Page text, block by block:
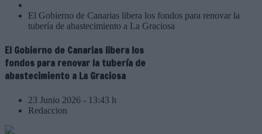
El Gobierno de Canarias libera los fondos para renovar la
tubería de abastecimiento a La Graciosa
El Gobierno de Canarias libera los
fondos para renovar la tubería de
abastecimiento a La Graciosa
23 Junio 2026 - 13:43 h
Redaccion